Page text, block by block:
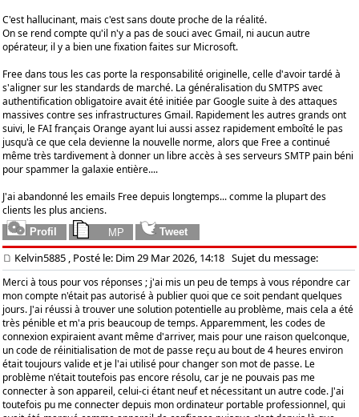
C'est hallucinant, mais c'est sans doute proche de la réalité.
On se rend compte qu'il n'y a pas de souci avec Gmail, ni aucun autre
opérateur, il y a bien une fixation faites sur Microsoft.
Free dans tous les cas porte la responsabilité originelle, celle d'avoir tardé à
s'aligner sur les standards de marché. La généralisation du SMTPS avec
authentification obligatoire avait été initiée par Google suite à des attaques
massives contre ses infrastructures Gmail. Rapidement les autres grands ont
suivi, le FAI français Orange ayant lui aussi assez rapidement emboîté le pas
jusqu'à ce que cela devienne la nouvelle norme, alors que Free a continué
même très tardivement à donner un libre accès à ses serveurs SMTP pain béni
pour spammer la galaxie entière....
J'ai abandonné les emails Free depuis longtemps... comme la plupart des
clients les plus anciens.
Kelvin5885 , Posté le: Dim 29 Mar 2026, 14:18 Sujet du message:
Merci à tous pour vos réponses ; j'ai mis un peu de temps à vous répondre car
mon compte n'était pas autorisé à publier quoi que ce soit pendant quelques
jours. J'ai réussi à trouver une solution potentielle au problème, mais cela a été
très pénible et m'a pris beaucoup de temps. Apparemment, les codes de
connexion expiraient avant même d'arriver, mais pour une raison quelconque,
un code de réinitialisation de mot de passe reçu au bout de 4 heures environ
était toujours valide et je l'ai utilisé pour changer son mot de passe. Le
problème n'était toutefois pas encore résolu, car je ne pouvais pas me
connecter à son appareil, celui-ci étant neuf et nécessitant un autre code. J'ai
toutefois pu me connecter depuis mon ordinateur portable professionnel, qui